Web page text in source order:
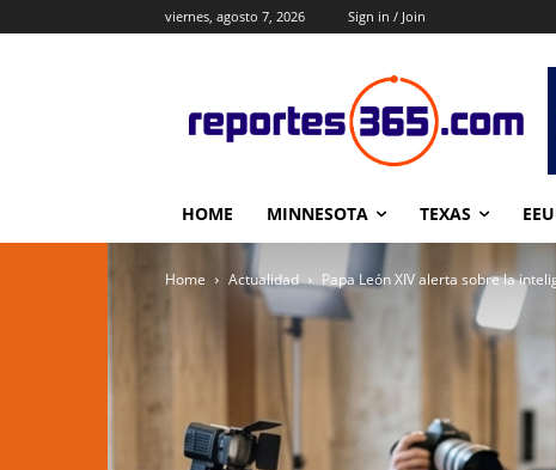
viernes, agosto 7, 2026 Sign in / Join
HOME MINNESOTA TEXAS
Home Actualidad Papa León XIV alerta sobre la